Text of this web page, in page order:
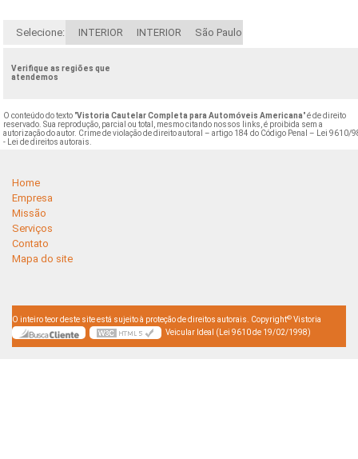
Selecione: INTERIOR INTERIOR São Paulo
Verifique as regiões que
atendemos
O conteúdo do texto "Vistoria Cautelar Completa para Automóveis Americana" é de direito
reservado. Sua reprodução, parcial ou total, mesmo citando nossos links, é proibida sem a
autorização do autor. Crime de violação de direito autoral – artigo 184 do Código Penal –
Lei 9610/
- Lei de direitos autorais
Home
Empresa
Missão
Serviços
Contato
Mapa do site
O inteiro teor deste site está sujeito à proteção de direitos autorais. Copyright© Vistoria
Veicular Ideal (Lei 9610 de 19/02/1998)